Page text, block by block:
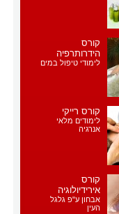
קורס
הידרותרפיה
לימודי טיפול במים
קורס רייקי
לימודים מלאי
אנרגיה
קורס
אירידיולוגיה
אבחון ע"פ גלגל
העין